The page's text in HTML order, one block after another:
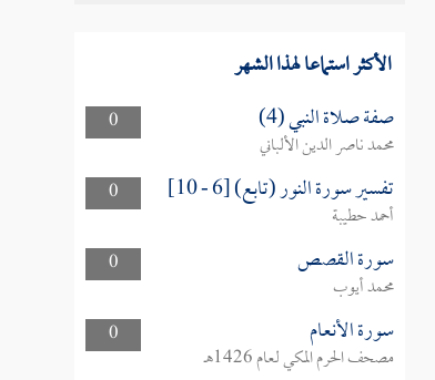
الأكثر استماعا لهذا الشهر
0 صفة صلاة النبي (4)
محمد ناصر الدين الألباني
0
تفسير سورة النور (تابع) [6 - 10]
أحمد حطيبة
0
سورة القصص
محمد أيوب
0
سورة الأنعام
مصحف الحرم المكي لعام 1426هـ